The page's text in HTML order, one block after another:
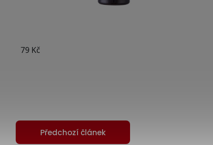
Předchozí článek